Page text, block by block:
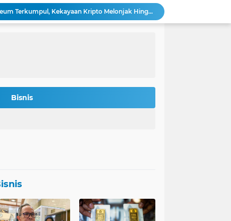
Bitmine: 4,2 Juta Ethereum Terkumpul, Kekayaan Kripto Melonjak Hingga $14,5 Miliar
Rokan Diperketat Pasca Insiden Pipa Gas
Penting di Kantor Purbaya
Penerbitan Obligasi Korporasi di Tahun 2026
Bisnis